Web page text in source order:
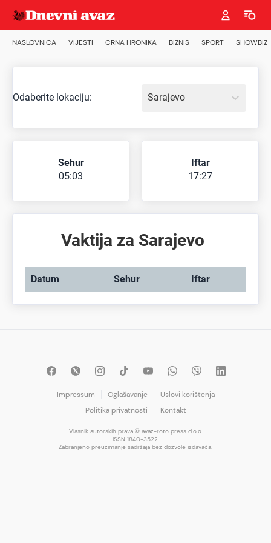
NASLOVNICA VIJESTI CRNA HRONIKA BIZNIS SPORT SHOWBIZ
Odaberite lokaciju: Sarajevo
Sehur
05:03
Iftar
17:27
Vaktija za Sarajevo
Datum Sehur Iftar
Impressum Oglašavanje
Uslovi korištenja
Politika privatnosti
Kontakt
Vlasnik autorskih prava © avaz-roto press d.o.o.
ISSN 1840-3522.
Zabranjeno preuzimanje sadržaja bez dozvole izdavača.